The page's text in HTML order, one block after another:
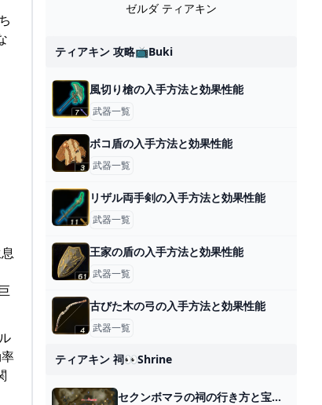
ゼルダ ティアキン
ティアキン 攻略📺buki
風切り槍の入手方法と効果性能
武器一覧
ボコ盾の入手方法と効果性能
武器一覧
リザル両手剣の入手方法と効果性能
武器一覧
王家の盾の入手方法と効果性能
武器一覧
古びた木の弓の入手方法と効果性能
武器一覧
ティアキン 祠👀shrine
セクンボマラの祠の行き方と宝箱｜ラウルの祝福